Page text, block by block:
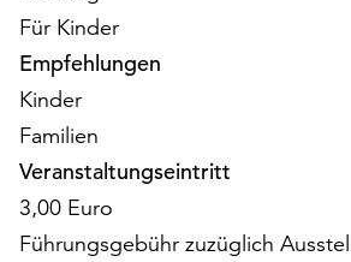
Ihnen
am
Ende
der
Seite
die
„Cookie-
Einstellungen“
Für Kinder
Empfehlungen
Kinder
Familien
Veranstaltungseintritt
3,00 Euro
Führungsgebühr zuzüglich